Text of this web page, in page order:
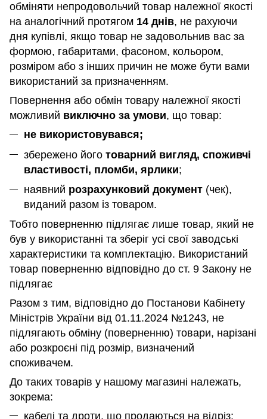
обміняти непродовольчий товар належної якості
на аналогічний протягом 14 днів, не рахуючи
дня купівлі, якщо товар не задовольнив вас за
формою, габаритами, фасоном, кольором,
розміром або з інших причин не може бути вами
використаний за призначенням.
Повернення або обмін товару належної якості
можливий виключно за умови, що товар:
не використовувався;
збережено його товарний вигляд, споживчі
властивості, пломби, ярлики;
наявний розрахунковий документ (чек),
виданий разом із товаром.
Тобто поверненню підлягає лише товар, який не
був у використанні та зберіг усі свої заводські
характеристики та комплектацію. Використаний
товар поверненню відповідно до ст. 9 Закону не
підлягає
Разом з тим, відповідно до Постанови Кабінету
Міністрів України від 01.11.2024 №1243, не
підлягають обміну (поверненню) товари, нарізані
або розкроєні під розмір, визначений
споживачем.
До таких товарів у нашому магазині належать,
зокрема:
кабелі та дроти, що продаються на відріз;